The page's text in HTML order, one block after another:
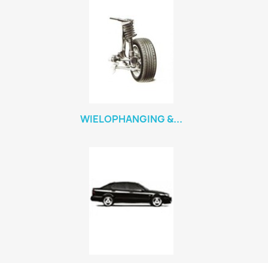
WIELOPHANGING &...